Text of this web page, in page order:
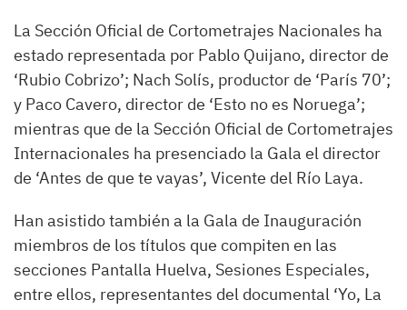
La Sección Oficial de Cortometrajes Nacionales ha
estado representada por Pablo Quijano, director de
‘Rubio Cobrizo’; Nach Solís, productor de ‘París 70’;
y Paco Cavero, director de ‘Esto no es Noruega’;
mientras que de la Sección Oficial de Cortometrajes
Internacionales ha presenciado la Gala el director
de ‘Antes de que te vayas’, Vicente del Río Laya.
Han asistido también a la Gala de Inauguración
miembros de los títulos que compiten en las
secciones Pantalla Huelva, Sesiones Especiales,
entre ellos, representantes del documental ‘Yo, La